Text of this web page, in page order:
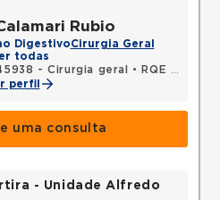
Rubio
DigestivoCirurgia Geral
todas
- Cirurgia geral •
RQE 45939 - Cirurgia do aparelho digestivo
perfil
uma consulta
- Unidade Alfredo